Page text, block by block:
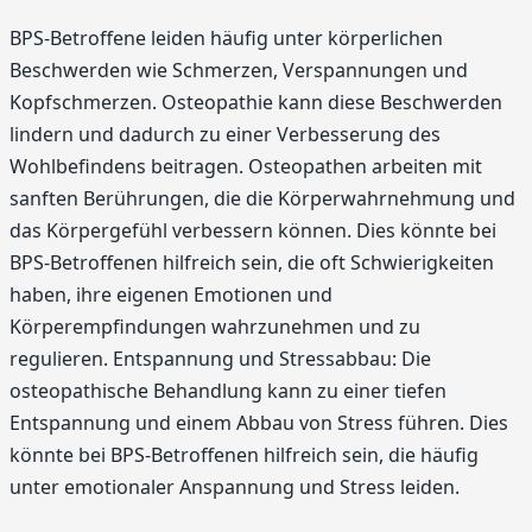
BPS-Betroffene leiden häufig unter körperlichen
Beschwerden wie Schmerzen, Verspannungen und
Kopfschmerzen. Osteopathie kann diese Beschwerden
lindern und dadurch zu einer Verbesserung des
Wohlbefindens beitragen. Osteopathen arbeiten mit
sanften Berührungen, die die Körperwahrnehmung und
das Körpergefühl verbessern können. Dies könnte bei
BPS-Betroffenen hilfreich sein, die oft Schwierigkeiten
haben, ihre eigenen Emotionen und
Körperempfindungen wahrzunehmen und zu
regulieren. Entspannung und Stressabbau: Die
osteopathische Behandlung kann zu einer tiefen
Entspannung und einem Abbau von Stress führen. Dies
könnte bei BPS-Betroffenen hilfreich sein, die häufig
unter emotionaler Anspannung und Stress leiden.